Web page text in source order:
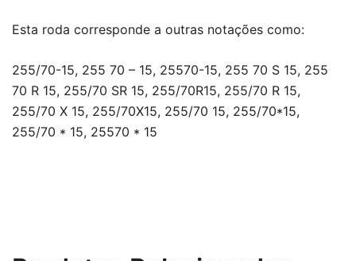
Esta roda corresponde a outras notações como:
255/70-15, 255 70 – 15, 25570-15, 255 70 S 15, 255
70 R 15, 255/70 SR 15, 255/70R15, 255/70 R 15,
255/70 X 15, 255/70X15, 255/70 15, 255/70*15,
255/70 * 15, 25570 * 15